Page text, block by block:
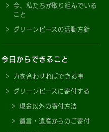
今、私たちが取り組んでいる
こと
グリーンピースの活動方針
今日からできること
力を合わせればできる事
グリーンピースに寄付する
現金以外の寄付方法
遺言・遺産からのご寄付